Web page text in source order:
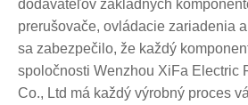
dodávateľov základných
prerušovače, ovládacie zariadenia
sa zabezpečilo, že každý
spoločnosti Wenzhou XiFa Electric
Co., Ltd má každý výrobný proces